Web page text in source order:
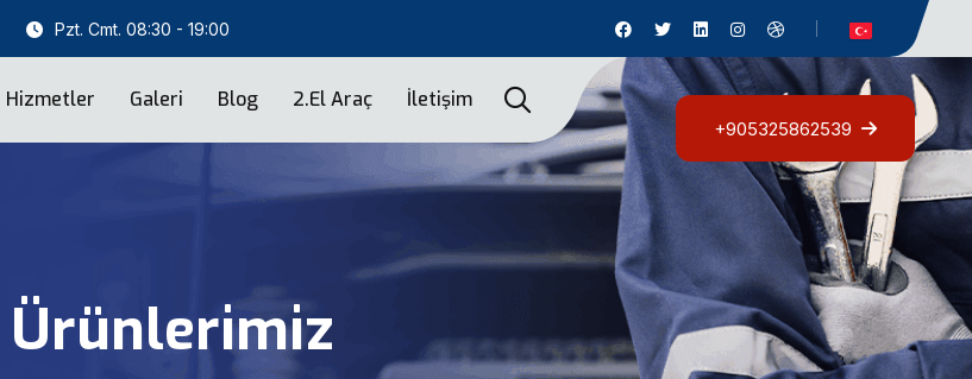
Pzt. Cmt. 08:30 - 19:00
Hizmetler Galeri Blog 2.el Araç İletişim
+905325862539
Ürünlerimiz